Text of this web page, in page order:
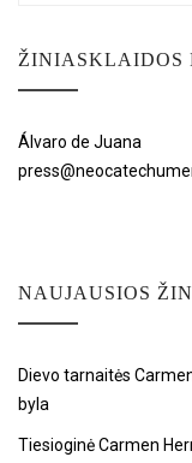
ŽINIASKLAIDOS
Álvaro de Juana
NAUJAUSIOS
Dievo tarnaitės
byla
Tiesioginė Carmen